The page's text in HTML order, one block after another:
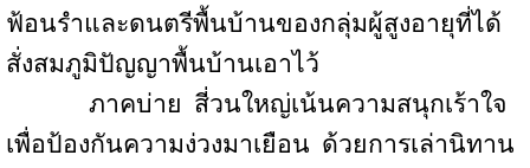
ฟ้อนรำและดนตรีพื้นบ้านของกลุ่มผู้สูงอายุที่ได้
สั่งสมภูมิปัญญาพื้นบ้านเอาไว้
ภาคบ่าย สี่วนใหญ่เน้นความสนุกเร้าใจ
เพื่อป้องกันความง่วงมาเยือน ด้วยการเล่านิทาน